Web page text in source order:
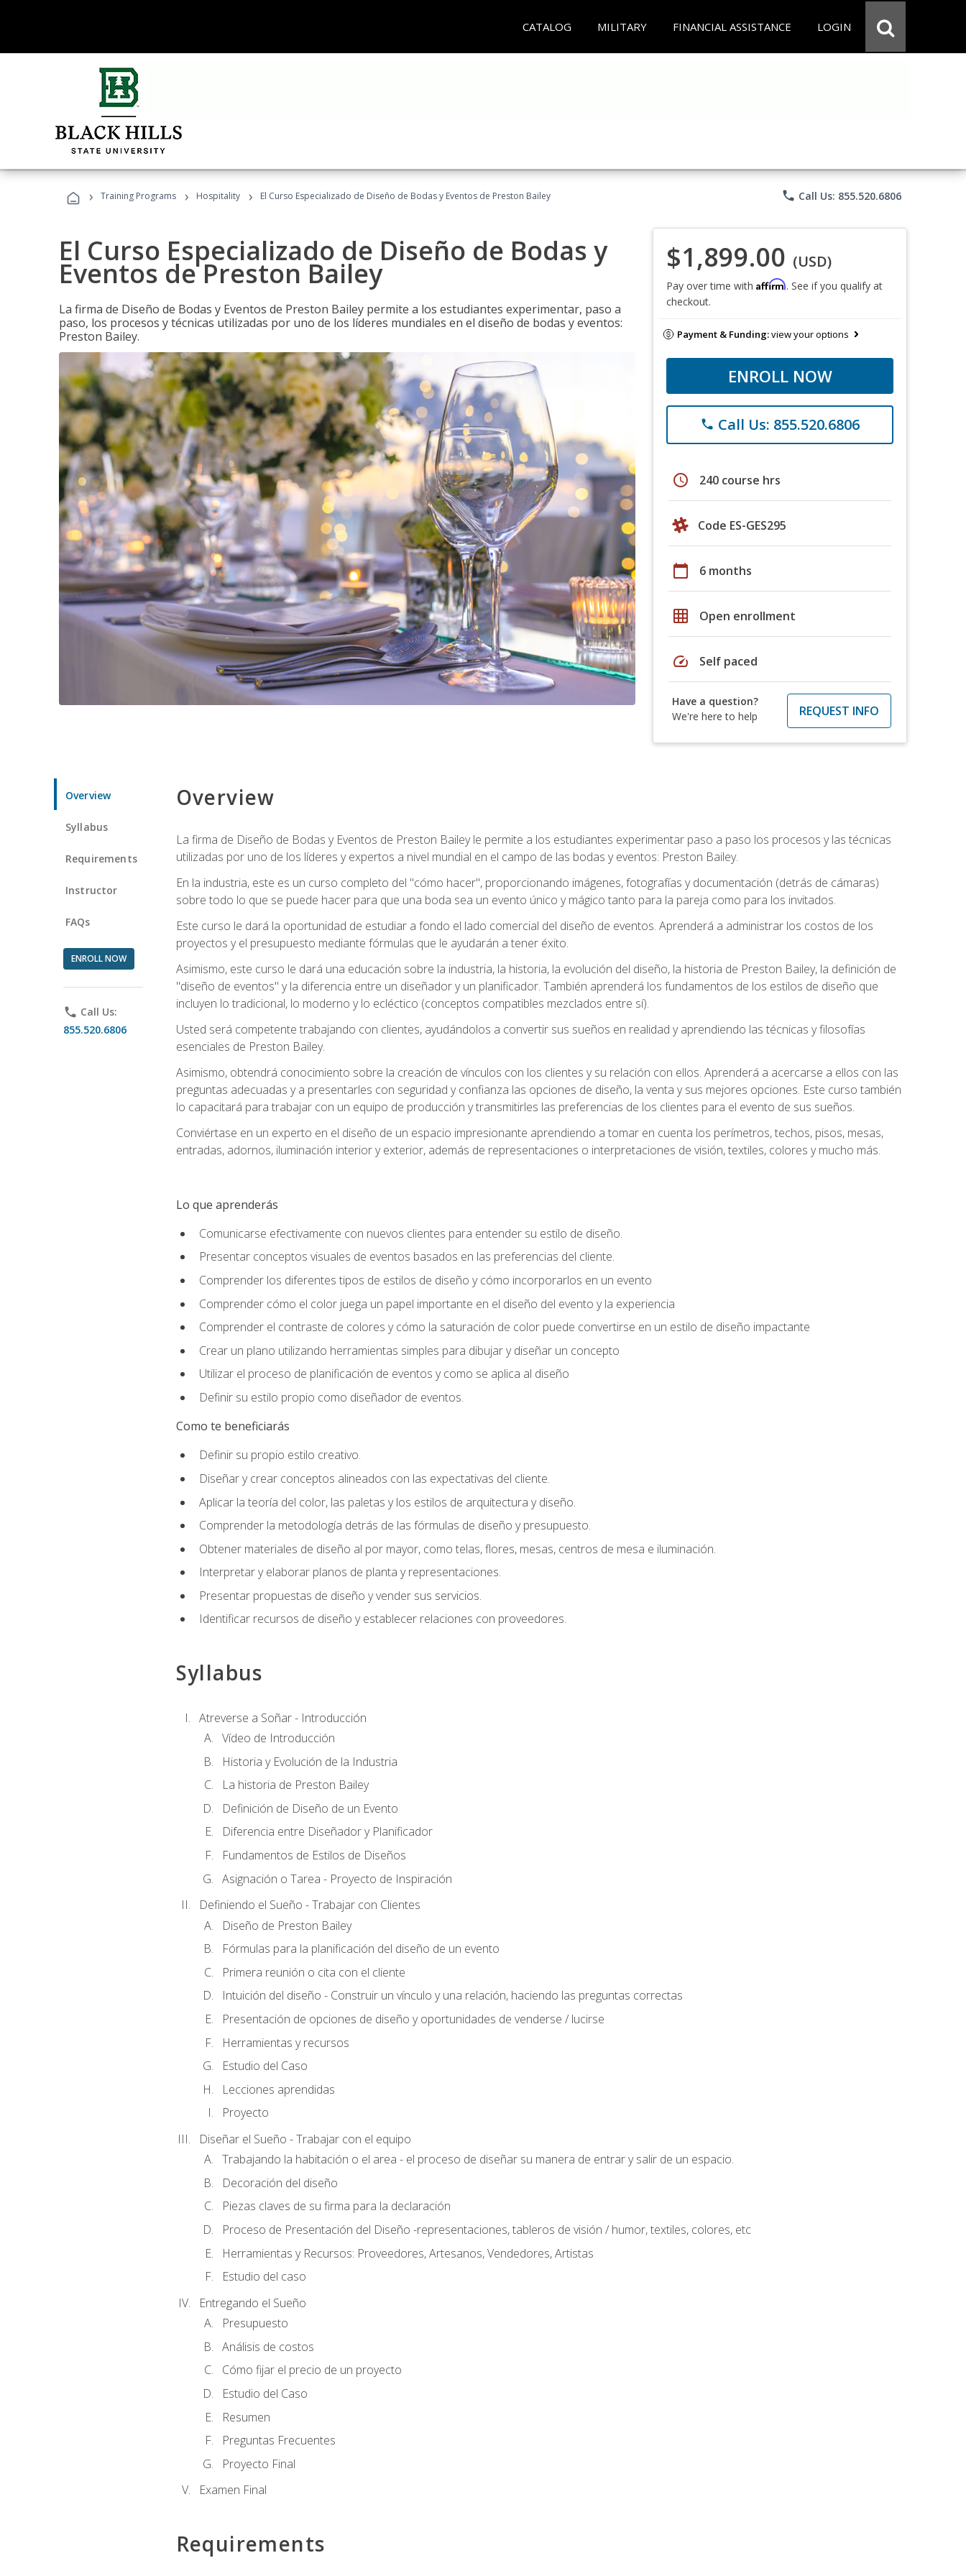
CATALOG MILITARY FINANCIAL ASSISTANCE LOGIN
› Training Programs › Hospitality › El Curso Especializado de Diseño de Bodas y Eventos de Preston Bailey phone Call Us: 855.520.6806
El Curso Especializado de Diseño de Bodas y
Eventos de Preston Bailey
La firma de Diseño de Bodas y Eventos de Preston Bailey permite a los estudiantes experimentar, paso a
paso, los procesos y técnicas utilizadas por uno de los líderes mundiales en el diseño de bodas y eventos:
Preston Bailey.
$1,899.00 (USD)
Pay over time with Affirm. See if you qualify at
checkout.
Payment & Funding:view your options
ENROLL NOW
phone Call Us: 855.520.6806
schedule 240 course hrs
Code ES-GES295
calendar_today 6 months
grid_on Open enrollment
speed Self paced
Have a question?
We're here to help
REQUEST INFO
Overview
Syllabus
Requirements
Instructor
FAQs
ENROLL NOW
phone Call Us:
855.520.6806
Overview
La firma de Diseño de Bodas y Eventos de Preston Bailey le permite a los estudiantes experimentar paso a paso los procesos y las técnicas
utilizadas por uno de los líderes y expertos a nivel mundial en el campo de las bodas y eventos: Preston Bailey.
En la industria, este es un curso completo del "cómo hacer", proporcionando imágenes, fotografías y documentación (detrás de cámaras)
sobre todo lo que se puede hacer para que una boda sea un evento único y mágico tanto para la pareja como para los invitados.
Este curso le dará la oportunidad de estudiar a fondo el lado comercial del diseño de eventos. Aprenderá a administrar los costos de los
proyectos y el presupuesto mediante fórmulas que le ayudarán a tener éxito.
Asimismo, este curso le dará una educación sobre la industria, la historia, la evolución del diseño, la historia de Preston Bailey, la definición de
"diseño de eventos" y la diferencia entre un diseñador y un planificador. También aprenderá los fundamentos de los estilos de diseño que
incluyen lo tradicional, lo moderno y lo ecléctico (conceptos compatibles mezclados entre sí).
Usted será competente trabajando con clientes, ayudándolos a convertir sus sueños en realidad y aprendiendo las técnicas y filosofías
esenciales de Preston Bailey.
Asimismo, obtendrá conocimiento sobre la creación de vínculos con los clientes y su relación con ellos. Aprenderá a acercarse a ellos con las
preguntas adecuadas y a presentarles con seguridad y confianza las opciones de diseño, la venta y sus mejores opciones. Este curso también
lo capacitará para trabajar con un equipo de producción y transmitirles las preferencias de los clientes para el evento de sus sueños.
Conviértase en un experto en el diseño de un espacio impresionante aprendiendo a tomar en cuenta los perímetros, techos, pisos, mesas,
entradas, adornos, iluminación interior y exterior, además de representaciones o interpretaciones de visión, textiles, colores y mucho más.
Lo que aprenderás
Comunicarse efectivamente con nuevos clientes para entender su estilo de diseño.
Presentar conceptos visuales de eventos basados en las preferencias del cliente.
Comprender los diferentes tipos de estilos de diseño y cómo incorporarlos en un evento
Comprender cómo el color juega un papel importante en el diseño del evento y la experiencia
Comprender el contraste de colores y cómo la saturación de color puede convertirse en un estilo de diseño impactante
Crear un plano utilizando herramientas simples para dibujar y diseñar un concepto
Utilizar el proceso de planificación de eventos y como se aplica al diseño
Definir su estilo propio como diseñador de eventos.
Como te beneficiarás
Definir su propio estilo creativo.
Diseñar y crear conceptos alineados con las expectativas del cliente.
Aplicar la teoría del color, las paletas y los estilos de arquitectura y diseño.
Comprender la metodología detrás de las fórmulas de diseño y presupuesto.
Obtener materiales de diseño al por mayor, como telas, flores, mesas, centros de mesa e iluminación.
Interpretar y elaborar planos de planta y representaciones.
Presentar propuestas de diseño y vender sus servicios.
Identificar recursos de diseño y establecer relaciones con proveedores.
Syllabus
Atreverse a Soñar - Introducción
Vídeo de Introducción
Historia y Evolución de la Industria
La historia de Preston Bailey
Definición de Diseño de un Evento
Diferencia entre Diseñador y Planificador
Fundamentos de Estilos de Diseños
Asignación o Tarea - Proyecto de Inspiración
Definiendo el Sueño - Trabajar con Clientes
Diseño de Preston Bailey
Fórmulas para la planificación del diseño de un evento
Primera reunión o cita con el cliente
Intuición del diseño - Construir un vínculo y una relación, haciendo las preguntas correctas
Presentación de opciones de diseño y oportunidades de venderse / lucirse
Herramientas y recursos
Estudio del Caso
Lecciones aprendidas
Proyecto
Diseñar el Sueño - Trabajar con el equipo
Trabajando la habitación o el area - el proceso de diseñar su manera de entrar y salir de un espacio.
Decoración del diseño
Piezas claves de su firma para la declaración
Proceso de Presentación del Diseño -representaciones, tableros de visión / humor, textiles, colores, etc
Herramientas y Recursos: Proveedores, Artesanos, Vendedores, Artistas
Estudio del caso
Entregando el Sueño
Presupuesto
Análisis de costos
Cómo fijar el precio de un proyecto
Estudio del Caso
Resumen
Preguntas Frecuentes
Proyecto Final
Examen Final
Requirements